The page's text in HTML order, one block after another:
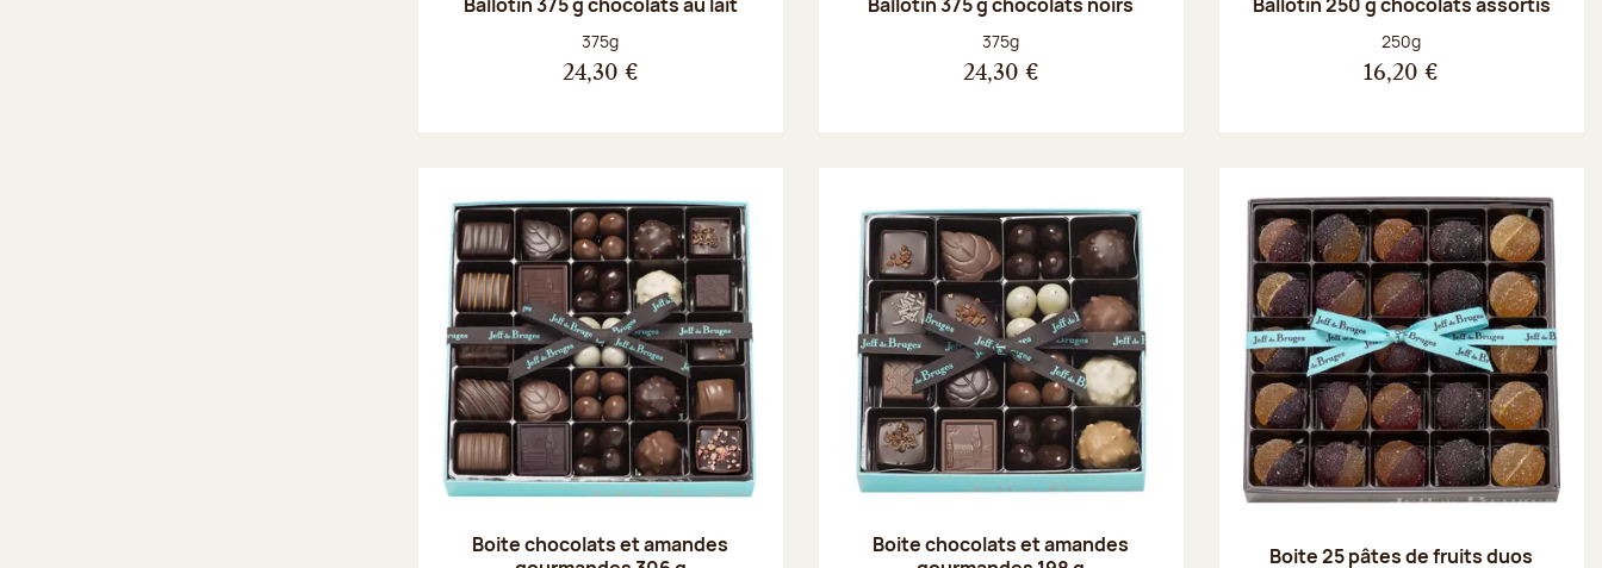
Poids net :
375g
24,30 €
Poids net :
375g
24,30 €
Poids net :
250g
16,20 €
Boite chocolats et amandes
Boite chocolats et amandes
Boite 25 pâtes de fruits duos